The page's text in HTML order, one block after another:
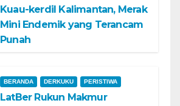
Kuau-kerdil Kalimantan, Merak
Mini Endemik yang Terancam
Punah
BERANDA DERKUKU PERISTIWA
LatBer Rukun Makmur